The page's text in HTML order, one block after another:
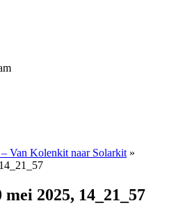
Van Kolenkit naar Solarkit »
2025, 14_21_57